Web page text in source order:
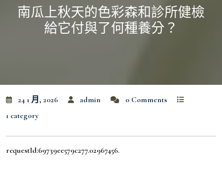
南瓜上秋天的色彩森和診所健檢
給它付與了何種養分？
24 1 月, 2026 admin
0 Comments
1 category
requestId:69739ee579c277.02967456.